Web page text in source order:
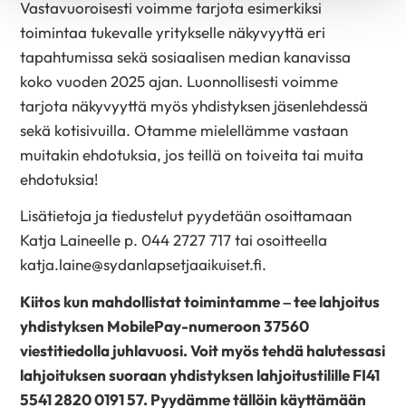
Vastavuoroisesti voimme tarjota esimerkiksi
toimintaa tukevalle yritykselle näkyvyyttä eri
tapahtumissa sekä sosiaalisen median kanavissa
koko vuoden 2025 ajan. Luonnollisesti voimme
tarjota näkyvyyttä myös yhdistyksen jäsenlehdessä
sekä kotisivuilla. Otamme mielellämme vastaan
muitakin ehdotuksia, jos teillä on toiveita tai muita
ehdotuksia!
Lisätietoja ja tiedustelut pyydetään osoittamaan
Katja Laineelle p. 044 2727 717 tai osoitteella
katja.laine@sydanlapsetjaaikuiset.fi.
Kiitos kun mahdollistat toimintamme – tee lahjoitus
yhdistyksen MobilePay-numeroon 37560
viestitiedolla juhlavuosi. Voit myös tehdä halutessasi
lahjoituksen suoraan yhdistyksen lahjoitustilille FI41
5541 2820 0191 57. Pyydämme tällöin käyttämään